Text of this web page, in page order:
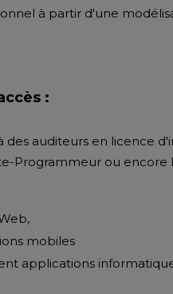
à partir d'une
:
des auditeurs en licence
Programmeur ou encore
mobiles
applications